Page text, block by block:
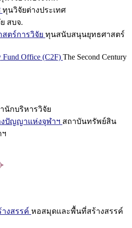
ทุนวิจัยต่างประเทศ
สบจ.
ตร์การวิจัย ทุนสนับสนุนยุทธศาสตร์
Fund Office (C2F) The Second Century
นักบริหารวิจัย
ปัญญาแห่งจุฬาฯ สถาบันทรัพย์สิน
งสรรค์ หอสมุดและพื้นที่สร้างสรรค์